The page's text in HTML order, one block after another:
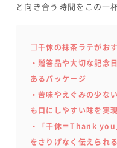
と向き合う時間をこの一
□千休の抹茶ラテがお
・贈答品や大切な記念
あるパッケージ
・苦味やえぐみの少な
も口にしやすい味を実現
・「千休＝Thank you
をさりげなく伝えられる